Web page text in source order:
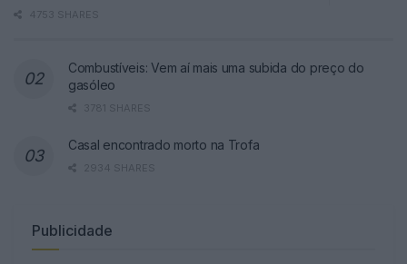
4753 SHARES
Combustíveis: Vem aí mais uma subida do preço do
gasóleo
3781 SHARES
Casal encontrado morto na Trofa
2934 SHARES
Publicidade